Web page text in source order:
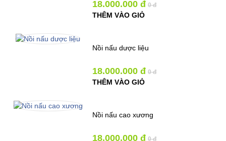
18.000.000 đ 0 đ
THÊM VÀO GIỎ
Nồi nấu dược liệu
18.000.000 đ 0 đ
THÊM VÀO GIỎ
Nồi nấu cao xương
18.000.000 đ 0 đ